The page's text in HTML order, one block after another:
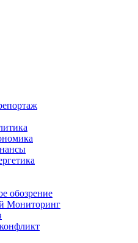
обозрение
Мониторинг